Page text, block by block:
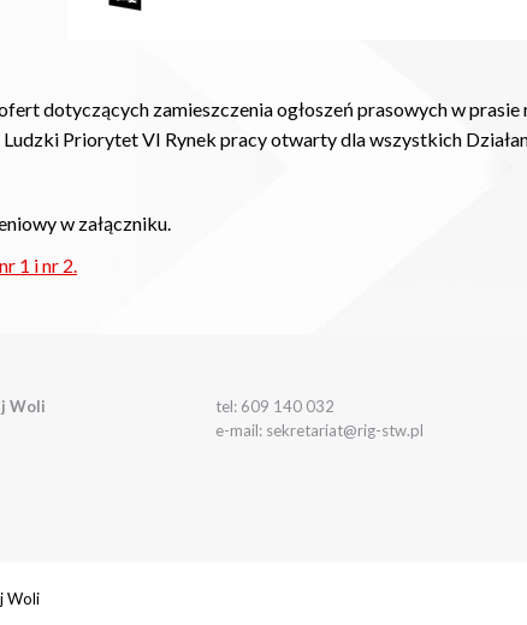
dotyczących zamieszczenia ogłoszeń prasowych w
Priorytet VI Rynek pracy otwarty dla wszystkich
w załączniku.
1 i nr 2.
Woli
tel: 609 140 032
e-mail: sekretariat@rig-stw.pl
Woli